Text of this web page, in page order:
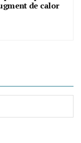
de calor